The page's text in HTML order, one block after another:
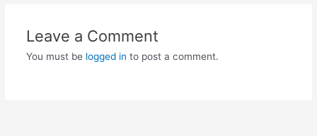
Leave a Comment
You must be logged in to post a comment.